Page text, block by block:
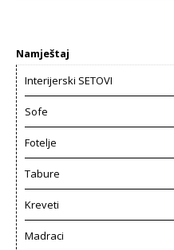
Namještaj
Interijerski SETOVI
Sofe
Fotelje
Tabure
Kreveti
Madraci